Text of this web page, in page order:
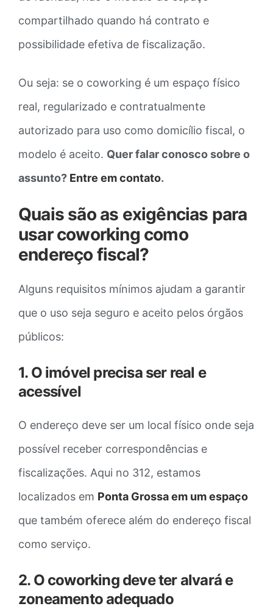
compartilhado quando há contrato e
possibilidade efetiva de fiscalização.
Ou seja: se o coworking é um espaço físico
real, regularizado e contratualmente
autorizado para uso como domicílio fiscal, o
modelo é aceito. Quer falar conosco sobre o
assunto? Entre em contato.
Quais são as exigências para
usar coworking como
endereço fiscal?
Alguns requisitos mínimos ajudam a garantir
que o uso seja seguro e aceito pelos órgãos
públicos:
1. O imóvel precisa ser real e
acessível
O endereço deve ser um local físico onde seja
possível receber correspondências e
fiscalizações. Aqui no 312, estamos
localizados em Ponta Grossa em um espaço
que também oferece além do endereço fiscal
como serviço.
2. O coworking deve ter alvará e
zoneamento adequado